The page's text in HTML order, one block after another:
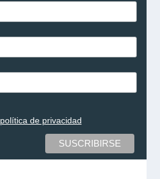
política de privacidad